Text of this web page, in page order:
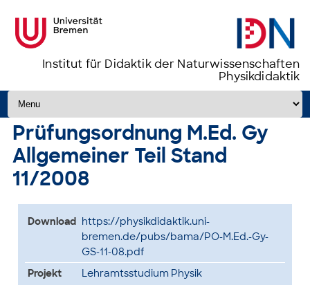
Institut für Didaktik der Naturwissenschaften
Physikdidaktik
Zum Inhalt springen
Prüfungsordnung M.Ed. Gy
Allgemeiner Teil Stand
11/2008
Download https://physikdidaktik.uni-
bremen.de/pubs/bama/PO-M.Ed.-Gy-
GS-11-08.pdf
Projekt
Lehramtsstudium Physik